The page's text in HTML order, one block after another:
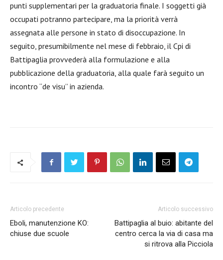
punti supplementari per la graduatoria finale. I soggetti già
occupati potranno partecipare, ma la priorità verrà
assegnata alle persone in stato di disoccupazione. In
seguito, presumibilmente nel mese di febbraio, il Cpi di
Battipaglia provvederà alla formulazione e alla
pubblicazione della graduatoria, alla quale farà seguito un
incontro “de visu” in azienda.
Articolo precedente
Eboli, manutenzione KO:
chiuse due scuole
Articolo successivo
Battipaglia al buio: abitante del
centro cerca la via di casa ma
si ritrova alla Picciola